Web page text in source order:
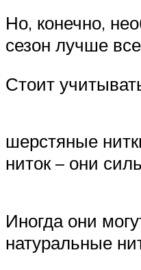
Но, конечно,
сезон лучше
Стоит
шерстяные
ниток – они
Иногда они
натуральные